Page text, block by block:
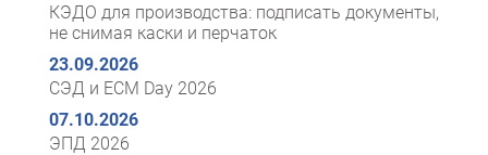
КЭДО для производства: подписать документы,
не снимая каски и перчаток
23.09.2026
СЭД и ECM Day 2026
07.10.2026
ЭПД 2026